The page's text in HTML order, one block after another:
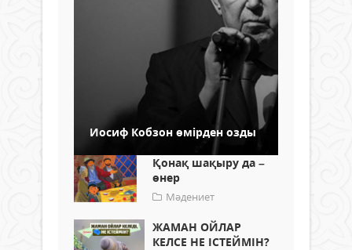
Иосиф Кобзон өмірден озды
Қонақ шақыру да –
өнер
Мәдениет
ЖАМАН ОЙЛАР
КЕЛСЕ НЕ ІСТЕЙМІН?